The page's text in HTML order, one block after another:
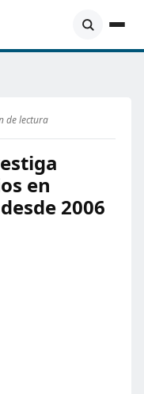
de lectura
en
2006